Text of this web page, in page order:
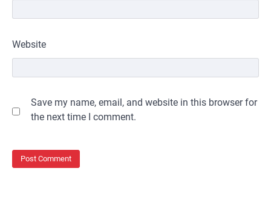
Website
Save my name, email, and website in this browser for
the next time I comment.